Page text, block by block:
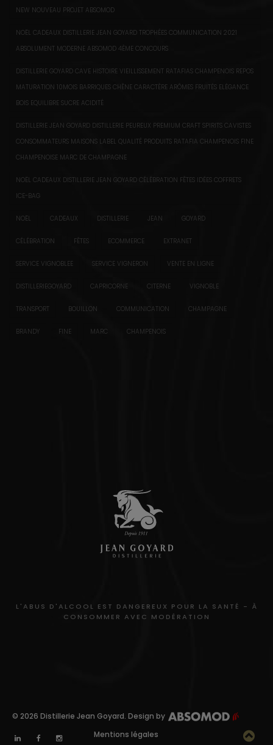
NEW NOUVEAU PROJET ABSOMOD
NOËL CADEAUX DISTILLERIE JEAN GOYARD TROPHÉES COMMUNICATION 2021
ABSOLUMENT MODERNE ABSOMOD 4ÈME CONCOURS
DISTILLERIE GOYARD CAVE HISTOIRE VIEILLISSEMENT RATAFIAS CHAMPENOIS REPOS
MATURATION 10MOIS BARRIQUES CHÊNE CARACTÈRE ARÔMES FRUITÉS ELÉGANCE
BOIS EQUILIBRE SUCRE ACIDITÉ
DISTILLERIE JEAN GOYARD DISTILLERIE PEUREUX PREMIUM CRAFT SPIRITS CAVISTES
CONSOMMATEURS MAISONS LABEL QUALITÉ PRODUITS RATAFIA CHAMPENOIS FINE
CHAMPENOISE MARC DE CHAMPAGNE
NOËL CADEAUX DISTILLERIE JEAN GOYARD CÉLÉBRATION FÊTES IDÉES COFFRETS
ICE-BAG
NOËL CADEAUX DISTILLERIE JEAN GOYARD
CÉLÉBRATION FÊTES ECOMMERCE EXTRANET
SERVICE VIGNOBLEE SERVICE VIGNERON VENTE EN LIGNE
DISTILLERIEGOYARD CAPRICORNE CITERNE VIGNOBLE
TRANSPORT BOUILLON COMMUNICATION CHAMPAGNE
BRANDY FINE MARC CHAMPENOIS
L'ABUS D'ALCOOL EST DANGEREUX POUR LA SANTÉ - À
CONSOMMER AVEC MODÉRATION
© 2026 Distillerie Jean Goyard. Design by
Mentions légales